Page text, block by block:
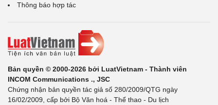
Thông báo hợp tác
Bản quyền © 2000-2026 bởi LuatVietnam - Thành viên
INCOM Communications ., JSC
Chứng nhận bản quyền tác giả số 280/2009/QTG ngày
16/02/2009, cấp bởi Bộ Văn hoá - Thể thao - Du lịch